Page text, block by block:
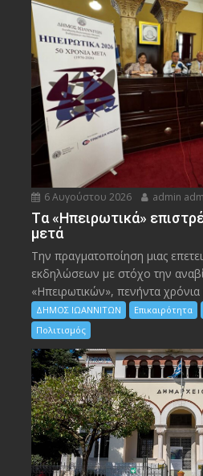
6 Αυγούστου 2026 admin
Tα «Ηπειρωτικά»
μετά
Την πραγματοποίηση μιας
εκδηλώσεων με στόχο την
«Ηπειρωτικών», πενήντα χρόνια
ΔΗΜΟΣ ΙΩΑΝΝΙΤΩΝ Επικαιρότητα
Πολιτισμός